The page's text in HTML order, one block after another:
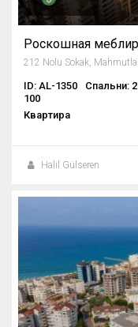
ID: AL-1350 Спальни: 2
100
Квартира
Halil Gülseren